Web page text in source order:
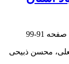
91-99
محسن ذبیحی